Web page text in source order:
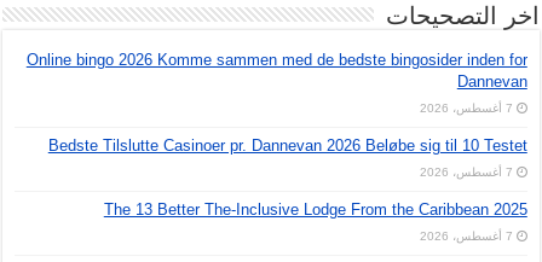
اخر التصحيحات
Online bingo 2026 Komme sammen med de bedste bingosider inden for
Dannevan
7 أغسطس، 2026
Bedste Tilslutte Casinoer pr. Dannevan 2026 Beløbe sig til 10 Testet
7 أغسطس، 2026
The 13 Better The-Inclusive Lodge From the Caribbean 2025
7 أغسطس، 2026